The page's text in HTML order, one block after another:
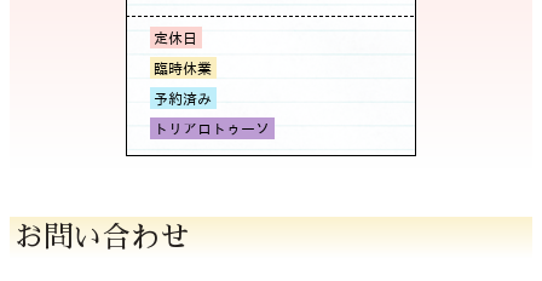
お問い合わせ